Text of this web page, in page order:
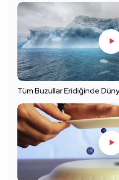
Tüm Buzullar Eridiğinde